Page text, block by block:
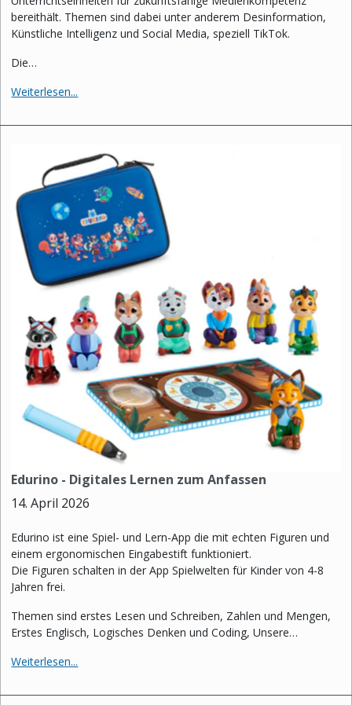
bereithält. Themen sind dabei unter anderem Desinformation,
Künstliche Intelligenz und Social Media, speziell TikTok.
Die…
Weiterlesen...
Edurino - Digitales Lernen zum Anfassen
14. April 2026
Edurino ist eine Spiel- und Lern-App die mit echten Figuren und
einem ergonomischen Eingabestift funktioniert.
Die Figuren schalten in der App Spielwelten für Kinder von 4-8
Jahren frei.
Themen sind erstes Lesen und Schreiben, Zahlen und Mengen,
Erstes Englisch, Logisches Denken und Coding, Unsere…
Weiterlesen...